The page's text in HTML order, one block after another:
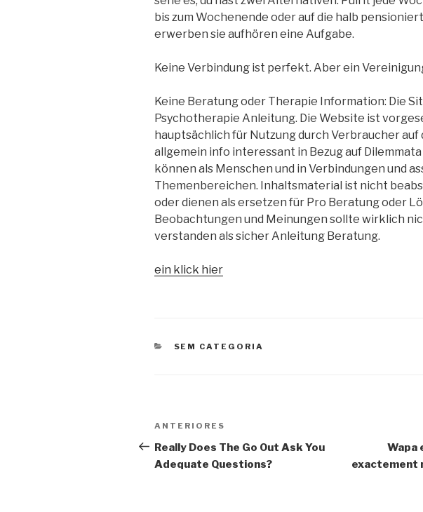
bis zum Wochenende oder auf die halb
erwerben sie aufhören eine Aufgabe.
Keine Verbindung ist perfekt. Aber ein
Keine Beratung oder Therapie Information: Die
Psychotherapie Anleitung. Die Website ist
hauptsächlich für Nutzung durch Verbraucher auf
allgemein info interessant in Bezug auf
können als Menschen und in Verbindungen und
Themenbereichen. Inhaltsmaterial ist nicht
oder dienen als ersetzen für Pro Beratung oder
Beobachtungen und Meinungen sollte wirklich
verstanden als sicher Anleitung Beratung.
ein klick hier
CATEGORIAS
SEM CATEGORIA
Navegação
de
Post
Post
anterior
ANTERIORES
Really Does The Go Out Ask You
Adequate Questions?
Wapa
exactement